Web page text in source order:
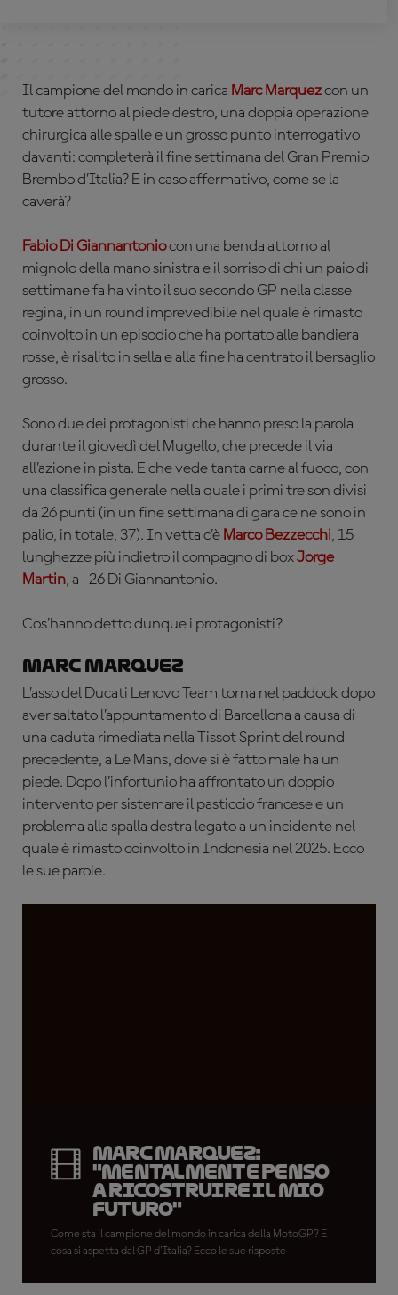
Il campione del mondo in carica Marc Marquezcon un
tutore attorno al piede destro, una doppia operazione
chirurgica alle spalle e un grosso punto interrogativo
davanti: completerà il fine settimana del Gran Premio
Brembo d’Italia? E in caso affermativo, come se la
caverà?
Fabio Di Giannantoniocon una benda attorno al
mignolo della mano sinistra e il sorriso di chi un paio di
settimane fa ha vinto il suo secondo GP nella classe
regina, in un round imprevedibile nel quale è rimasto
coinvolto in un episodio che ha portato alle bandiera
rosse, è risalito in sella e alla fine ha centrato il bersaglio
grosso.
Sono due dei protagonisti che hanno preso la parola
durante il giovedì del Mugello, che precede il via
all’azione in pista. E che vede tanta carne al fuoco, con
una classifica generale nella quale i primi tre son divisi
da 26 punti (in un fine settimana di gara ce ne sono in
palio, in totale, 37). In vetta c’è Marco Bezzecchi, 15
lunghezze più indietro il compagno di boxJorge
Martin, a -26 Di Giannantonio.
Cos’hanno detto dunque i protagonisti?
Marc Marquez
L’asso del Ducati Lenovo Team torna nel paddock dopo
aver saltato l’appuntamento di Barcellona a causa di
una caduta rimediata nella Tissot Sprint del round
precedente, a Le Mans, dove si è fatto male ha un
piede. Dopo l’infortunio ha affrontato un doppio
intervento per sistemare il pasticcio francese e un
problema alla spalla destra legato a un incidente nel
quale è rimasto coinvolto in Indonesia nel 2025. Ecco
le sue parole.
Marc Marquez:
"Mentalmente penso
a ricostruire il mio
futuro"
Come sta il campione del mondo in carica della MotoGP? E
cosa si aspetta dal GP d'Italia? Ecco le sue risposte